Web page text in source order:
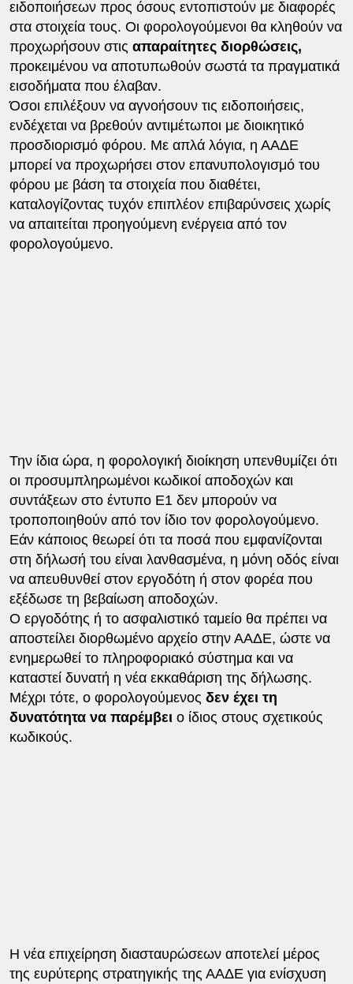
ειδοποιήσεων προς όσους εντοπιστούν με διαφορές
στα στοιχεία τους. Οι φορολογούμενοι θα κληθούν να
προχωρήσουν στις απαραίτητες διορθώσεις,
προκειμένου να αποτυπωθούν σωστά τα πραγματικά
εισοδήματα που έλαβαν.
Όσοι επιλέξουν να αγνοήσουν τις ειδοποιήσεις,
ενδέχεται να βρεθούν αντιμέτωποι με διοικητικό
προσδιορισμό φόρου. Με απλά λόγια, η ΑΑΔΕ
μπορεί να προχωρήσει στον επανυπολογισμό του
φόρου με βάση τα στοιχεία που διαθέτει,
καταλογίζοντας τυχόν επιπλέον επιβαρύνσεις χωρίς
να απαιτείται προηγούμενη ενέργεια από τον
φορολογούμενο.
Την ίδια ώρα, η φορολογική διοίκηση υπενθυμίζει ότι
οι προσυμπληρωμένοι κωδικοί αποδοχών και
συντάξεων στο έντυπο Ε1 δεν μπορούν να
τροποποιηθούν από τον ίδιο τον φορολογούμενο.
Εάν κάποιος θεωρεί ότι τα ποσά που εμφανίζονται
στη δήλωσή του είναι λανθασμένα, η μόνη οδός είναι
να απευθυνθεί στον εργοδότη ή στον φορέα που
εξέδωσε τη βεβαίωση αποδοχών.
Ο εργοδότης ή το ασφαλιστικό ταμείο θα πρέπει να
αποστείλει διορθωμένο αρχείο στην ΑΑΔΕ, ώστε να
ενημερωθεί το πληροφοριακό σύστημα και να
καταστεί δυνατή η νέα εκκαθάριση της δήλωσης.
Μέχρι τότε, ο φορολογούμενος δεν έχει τη
δυνατότητα να παρέμβει ο ίδιος στους σχετικούς
κωδικούς.
Η νέα επιχείρηση διασταυρώσεων αποτελεί μέρος
της ευρύτερης στρατηγικής της ΑΑΔΕ για ενίσχυση